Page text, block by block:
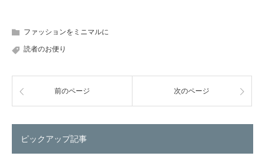
ファッションをミニマルに
読者のお便り
前のページ 次のページ
ピックアップ記事